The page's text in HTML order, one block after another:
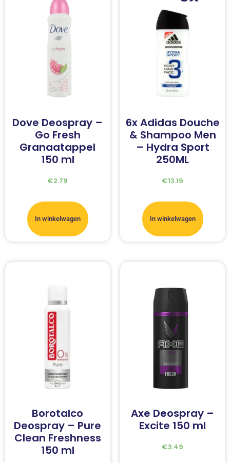
Dove Deospray –
Go Fresh
Granaatappel
150 ml
€2.79
In winkelwagen
6x Adidas Douche
& Shampoo Men
– Hydra Sport
250ML
€13.19
In winkelwagen
Borotalco
Deospray – Pure
Clean Freshness
150 ml
Axe Deospray –
Excite 150 ml
€3.49